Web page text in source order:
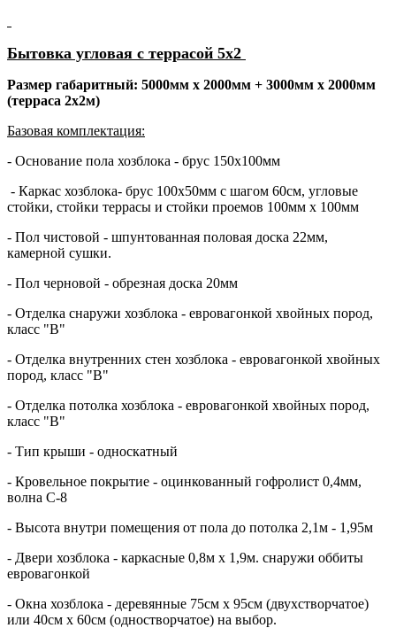
Бытовка угловая с террасой 5х2
Размер габаритный: 5000мм х 2000мм + 3000мм х 2000мм
(терраса 2х2м)
Базовая комплектация:
- Основание пола хозблока - брус 150х100мм
- Каркас хозблока- брус 100х50мм с шагом 60см, угловые
стойки, стойки террасы и стойки проемов 100мм х 100мм
- Пол чистовой - шпунтованная половая доска 22мм,
камерной сушки.
- Пол черновой - обрезная доска 20мм
- Отделка снаружи хозблока - евровагонкой хвойных пород,
класс "В"
- Отделка внутренних стен хозблока - евровагонкой хвойных
пород, класс "В"
- Отделка потолка хозблока - евровагонкой хвойных пород,
класс "В"
- Тип крыши - односкатный
- Кровельное покрытие - оцинкованный гофролист 0,4мм,
волна С-8
- Высота внутри помещения от пола до потолка 2,1м - 1,95м
- Двери хозблока - каркасные 0,8м х 1,9м. снаружи оббиты
евровагонкой
- Окна хозблока - деревянные 75см х 95см (двухстворчатое)
или 40см х 60см (одностворчатое) на выбор.